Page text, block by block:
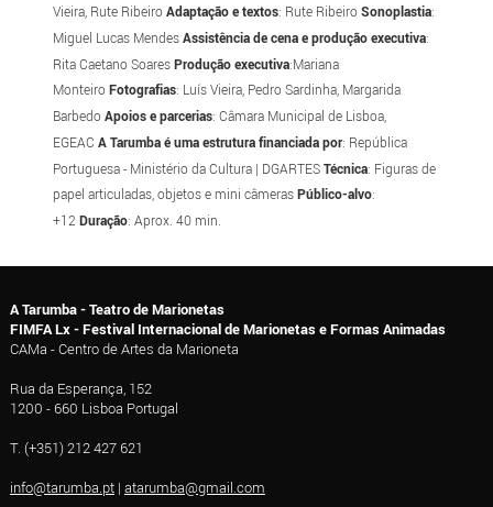
Vieira, Rute RibeiroAdaptação e textos: Rute RibeiroSonoplastia:
Miguel Lucas MendesAssistência de cena e produção executiva:
Rita Caetano SoaresProdução executiva:Mariana
MonteiroFotografias: Luís Vieira, Pedro Sardinha, Margarida
BarbedoApoios e parcerias: Câmara Municipal de Lisboa,
EGEACA Tarumba é uma estrutura financiada por: República
Portuguesa - Ministério da Cultura | DGARTESTécnica: Figuras de
papel articuladas, objetos e mini câmerasPúblico-alvo:
+12Duração: Aprox. 40 min.
A Tarumba - Teatro de Marionetas
FIMFA Lx - Festival Internacional de Marionetas e Formas Animadas
CAMa - Centro de Artes da Marioneta
Rua da Esperança, 152
1200 - 660 Lisboa Portugal
T. (+351) 212 427 621
info@tarumba.pt| atarumba@gmail.com